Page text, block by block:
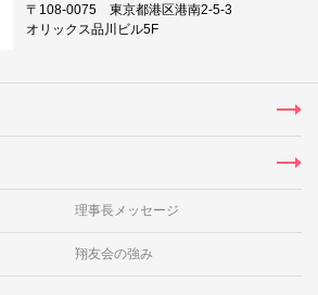
〒108-0075 東京都港区港南2-5-3
オリックス品川ビル5F
理事長メッセージ
翔友会の強み